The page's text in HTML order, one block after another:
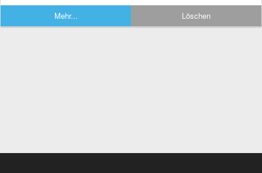
Mehr... Löschen